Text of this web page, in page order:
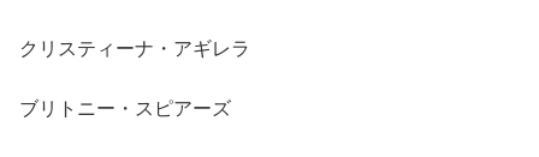
クリスティーナ・アギレラ
ブリトニー・スピアーズ